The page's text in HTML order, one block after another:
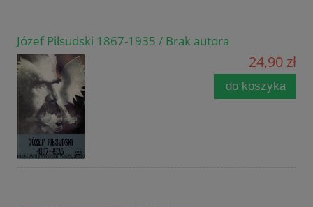
Józef Piłsudski 1867-1935 / Brak autora
24,90 zł
do koszyka